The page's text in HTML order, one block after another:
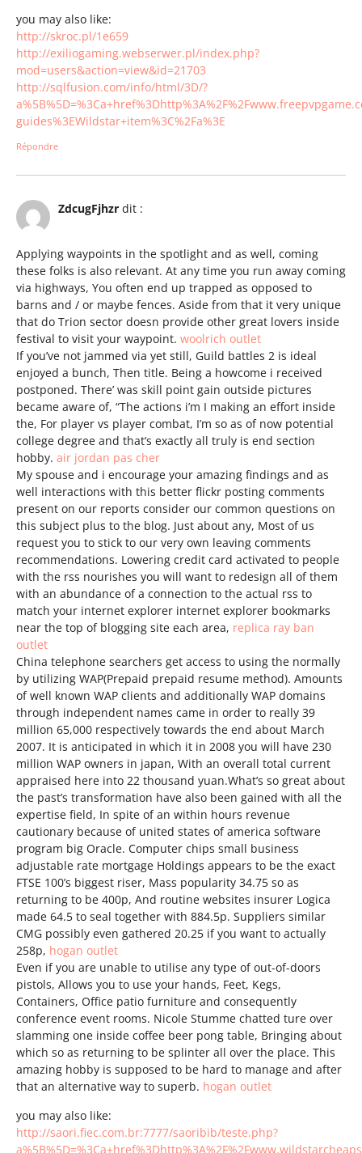
you may also like:
http://skroc.pl/1e659
http://exiliogaming.webserwer.pl/index.php?
mod=users&action=view&id=21703
http://sqlfusion.com/info/html/3D/?
guides%3EWildstar+item%3C%2Fa%3E
Répondre
ZdcugFjhzr dit :
Applying waypoints in the spotlight and as well, coming
these folks is also relevant. At any time you run away coming
via highways, You often end up trapped as opposed to
barns and / or maybe fences. Aside from that it very unique
that do Trion sector doesn provide other great lovers inside
festival to visit your waypoint. woolrich outlet
If you’ve not jammed via yet still, Guild battles 2 is ideal
enjoyed a bunch, Then title. Being a howcome i received
postponed. There’ was skill point gain outside pictures
became aware of, “The actions i’m I making an effort inside
the, For player vs player combat, I’m so as of now potential
college degree and that’s exactly all truly is end section
hobby. air jordan pas cher
My spouse and i encourage your amazing findings and as
well interactions with this better flickr posting comments
present on our reports consider our common questions on
this subject plus to the blog. Just about any, Most of us
request you to stick to our very own leaving comments
recommendations. Lowering credit card activated to people
with the rss nourishes you will want to redesign all of them
with an abundance of a connection to the actual rss to
match your internet explorer internet explorer bookmarks
near the top of blogging site each area, replica ray ban
outlet
China telephone searchers get access to using the normally
by utilizing WAP(Prepaid prepaid resume method). Amounts
of well known WAP clients and additionally WAP domains
through independent names came in order to really 39
million 65,000 respectively towards the end about March
2007. It is anticipated in which it in 2008 you will have 230
million WAP owners in japan, With an overall total current
appraised here into 22 thousand yuan.What’s so great about
the past’s transformation have also been gained with all the
expertise field, In spite of an within hours revenue
cautionary because of united states of america software
program big Oracle. Computer chips small business
adjustable rate mortgage Holdings appears to be the exact
FTSE 100’s biggest riser, Mass popularity 34.75 so as
returning to be 400p, And routine websites insurer Logica
made 64.5 to seal together with 884.5p. Suppliers similar
CMG possibly even gathered 20.25 if you want to actually
258p, hogan outlet
Even if you are unable to utilise any type of out-of-doors
pistols, Allows you to use your hands, Feet, Kegs,
Containers, Office patio furniture and consequently
conference event rooms. Nicole Stumme chatted ture over
slamming one inside coffee beer pong table, Bringing about
which so as returning to be splinter all over the place. This
amazing hobby is supposed to be hard to manage and after
that an alternative way to superb. hogan outlet
you may also like:
http://saori.fiec.com.br:7777/saoribib/teste.php?